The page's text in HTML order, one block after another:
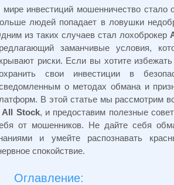
мире инвестиций мошенничество
людей попадает в ловушки
из таких случаев стал лохоброкер
заманчивые условия,
риски. Если вы хотите
свои инвестиции в
о методах обмана и
В этой статье мы рассмотрим
All Stock, и предоставим полезные
от мошенников. Не дайте себя
и умейте распознавать
спокойствие.
Оглавление: